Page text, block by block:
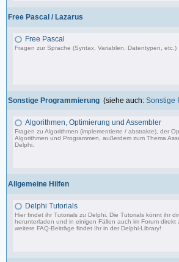
Free Pascal / Lazarus
Free Pascal
Fragen zur Sprache (Syntax, Variablen, Datentypen, etc.)
Sonstige Programmierung (siehe auch: Sonstige
Algorithmen, Optimierung und Assembler
Fragen zu Algorithmen (implementierte / abstrakte), der
Algorithmen und Programmen, außerdem zum Thema
Delphi.
Allgemeine Hilfen
Delphi Tutorials
Hier findet ihr Tutorials zu Delphi. Die Tutorials könnt ihr
herunterladen und in einigen Fällen auch im Forum direkt
weitere FAQ-Beiträge findet Ihr in der Delphi-Library!